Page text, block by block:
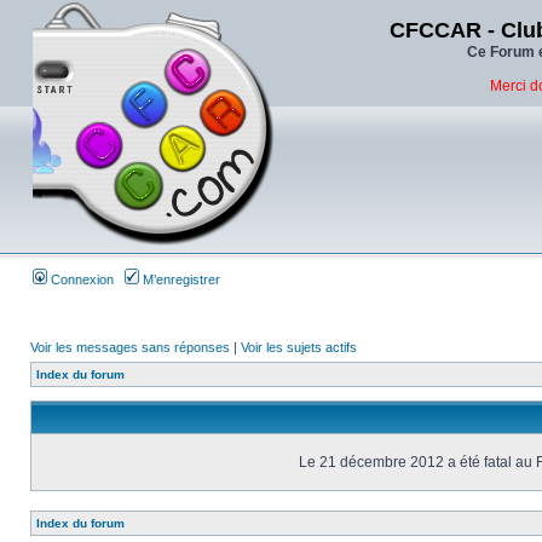
CFCCAR -
Ce Forum
Merci
Connexion M’enregistrer
Voir les messages sans réponses | Voir les sujets actifs
Index du forum
Le 21 décembre 2012 a été fatal au
Index du forum